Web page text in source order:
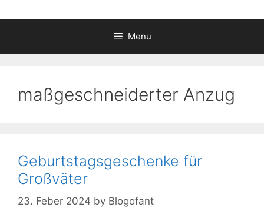
Menu
maßgeschneiderter Anzug
Geburtstagsgeschenke für
Großväter
23. Feber 2024 by Blogofant